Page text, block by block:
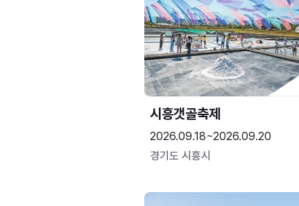
시흥갯골축제
2026.09.18~2026.09.20
경기도 시흥시